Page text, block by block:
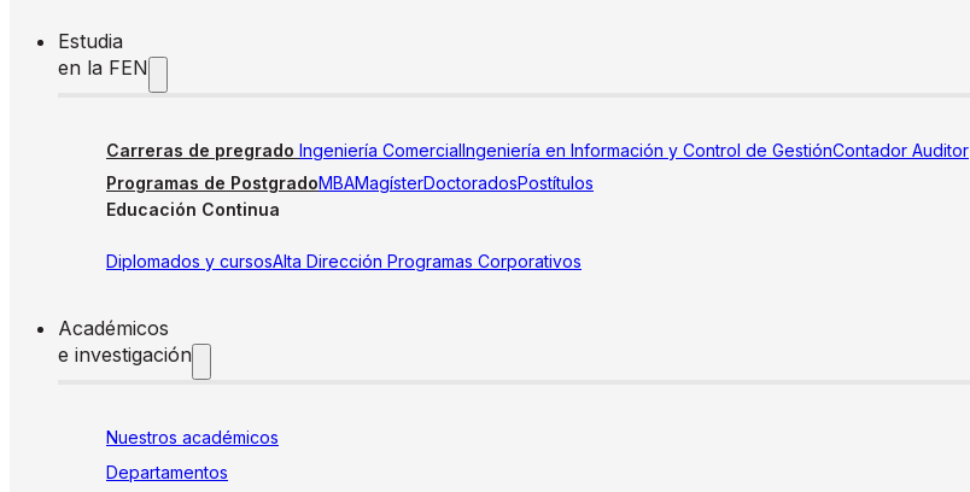
Estudia
en la FEN
Carreras de pregrado Ingeniería ComercialIngeniería en Información y Control de GestiónContador Auditor
Programas de PostgradoMBAMagísterDoctoradosPostítulos
Educación Continua
Diplomados y cursosAlta Dirección Programas Corporativos
Académicos
e investigación
Nuestros académicos
Departamentos